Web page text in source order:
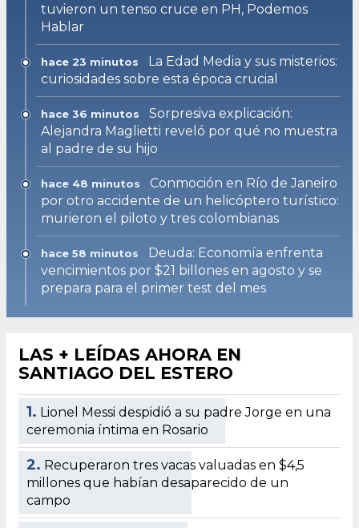
tuvieron un tenso cruce en PH, Podemos
Hablar
hace 23 minutos
La Edad Media y sus misterios:
curiosidades sobre esta época crucial
hace 36 minutos
Sorpresiva explicación:
Alejandra Maglietti reveló por qué no muestra
al padre de su hijo
hace 48 minutos
Conmoción en Río de Janeiro
por otro accidente de un helicóptero turístico:
murieron el piloto y tres colombianas
hace 58 minutos
Deuda: Economía enfrenta
vencimientos por $21 billones en agosto y se
prepara para el primer test del mes
LAS + LEÍDAS AHORA EN
SANTIAGO DEL ESTERO
1. Lionel Messi despidió a su padre Jorge en una
ceremonia íntima en Rosario
2. Recuperaron tres vacas valuadas en $4,5
millones que habían desaparecido de un
campo